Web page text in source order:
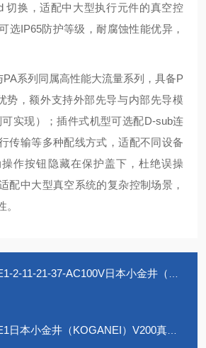
切换，适配中大型执行元件的真空控
选IP65防护等级，耐腐蚀性能优异，
PA系列同属高性能大流量系列，具备P
势，额外支持外部先导与内部先导模
实现）；插件式机型可选配D-sub连
传输等多种配线方式，适配不同设备
作按钮隐藏在保护盖下，杜绝误操
配中大型真空系统的复杂控制场景，
21-37-AC100V日本小金井（KOGANEI）真空丸型电磁阀
日本小金井（KOGANEI）V200真空电磁阀